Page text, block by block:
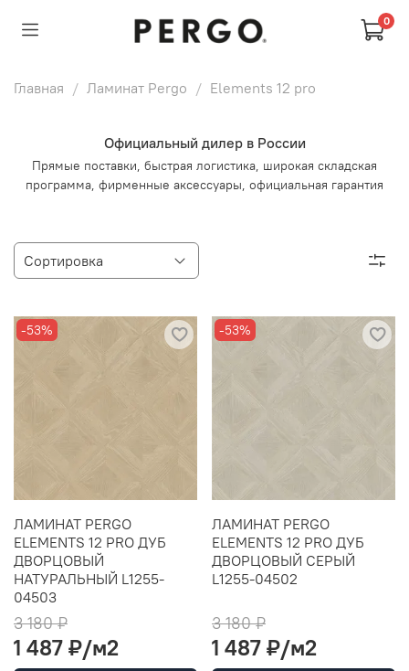
0
Главная Ламинат Pergo Elements 12 pro
Официальный дилер в России
Прямые поставки, быстрая логистика, широкая складская
программа, фирменные аксессуары, официальная гарантия
-53%
ЛАМИНАТ PERGO
ELEMENTS 12 PRO ДУБ
ДВОРЦОВЫЙ
НАТУРАЛЬНЫЙ L1255-
04503
3 180 ₽
1 487 ₽/м2
-53%
ЛАМИНАТ PERGO
ELEMENTS 12 PRO ДУБ
ДВОРЦОВЫЙ CЕРЫЙ
L1255-04502
3 180 ₽
1 487 ₽/м2